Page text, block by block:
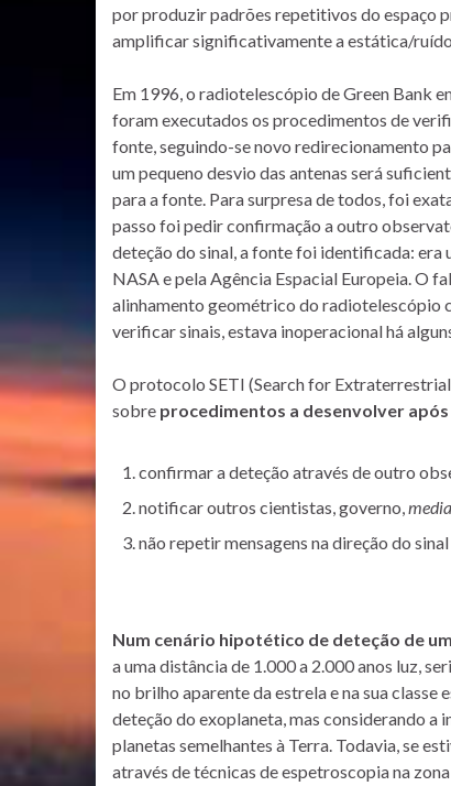
por produzir padrões repetitivos do espaço
amplificar significativamente a estática/
Em 1996, o radiotelescópio de Green Bank
foram executados os procedimentos de
fonte, seguindo-se novo redirecionamento
um pequeno desvio das antenas será
para a fonte. Para surpresa de todos, foi
passo foi pedir confirmação a outro
deteção do sinal, a fonte foi identificada: era
NASA e pela Agência Espacial Europeia. O
alinhamento geométrico do radiotelescópio
verificar sinais, estava inoperacional há
O protocolo SETI (Search for
sobre procedimentos a desenvolver
confirmar a deteção através de outro
notificar outros cientistas, governo,media
não repetir mensagens na direção do
Num cenário hipotético de deteção de
a uma distância de 1.000 a 2.000 anos luz,
no brilho aparente da estrela e na sua classe
deteção do exoplaneta, mas considerando
planetas semelhantes à Terra. Todavia, se
através de técnicas de espetroscopia na